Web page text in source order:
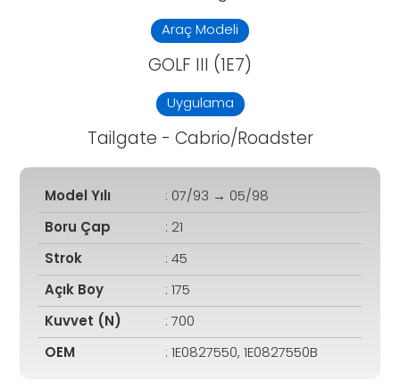
Araç Modeli
GOLF III (1E7)
Uygulama
Tailgate - Cabrio/Roadster
Model Yılı : 07/93 → 05/98
Boru Çap : 21
Strok : 45
Açık Boy : 175
Kuvvet (N) : 700
OEM : 1E0827550, 1E0827550B